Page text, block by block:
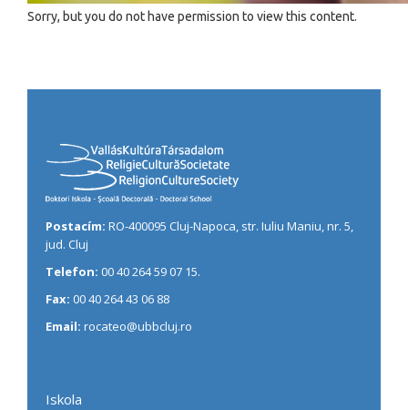
Sorry, but you do not have permission to view this content.
Postacím: RO-400095 Cluj-Napoca, str. Iuliu Maniu, nr. 5,
jud. Cluj
Telefon: 00 40 264 59 07 15.
Fax: 00 40 264 43 06 88
Email: rocateo@ubbcluj.ro
Iskola